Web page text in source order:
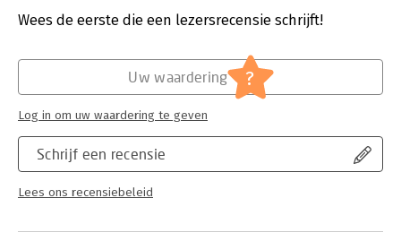
engineering, managers in corporations and international
Wees de eerste die een lezersrecensie schrijft!
Schrijf een recensie
Lees ons recensiebeleid
Uw waardering ?
Log in om uw waardering te geven